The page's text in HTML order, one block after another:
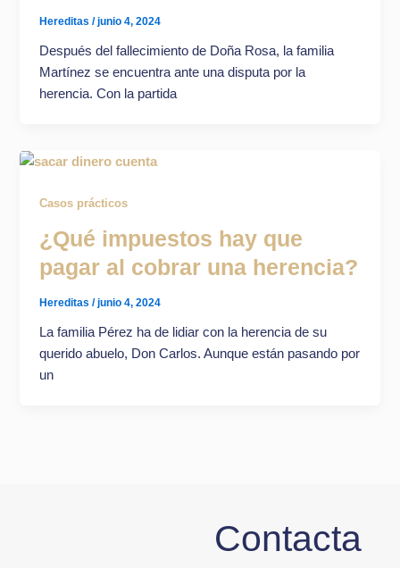
Hereditas/junio 4, 2024
Después del fallecimiento de Doña Rosa, la familia
Martínez se encuentra ante una disputa por la
herencia. Con la partida
Casos prácticos
¿Qué impuestos hay que
pagar al cobrar una herencia?
Hereditas/junio 4, 2024
La familia Pérez ha de lidiar con la herencia de su
querido abuelo, Don Carlos. Aunque están pasando por
un
Contacta